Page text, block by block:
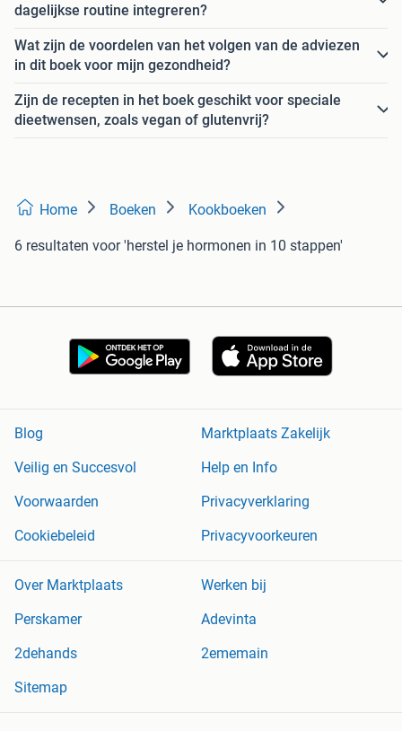
dagelijkse routine integreren?
Wat zijn de voordelen van het volgen van de adviezen
in dit boek voor mijn gezondheid?
Zijn de recepten in het boek geschikt voor speciale
dieetwensen, zoals vegan of glutenvrij?
Home Boeken Kookboeken
6 resultaten voor 'herstel je hormonen in 10 stappen'
Blog
Marktplaats Zakelijk
Veilig en Succesvol
Help en Info
Voorwaarden
Privacyverklaring
Cookiebeleid
Privacyvoorkeuren
Over Marktplaats
Werken bij
Perskamer
Adevinta
2dehands
2ememain
Sitemap